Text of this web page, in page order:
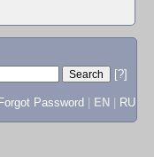
[?]
Forgot Password EN RU